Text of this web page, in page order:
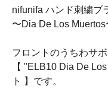
nifunifa ハンド刺繍ブ
〜Dia De Los Muertos
フロントのうちわサ
【 "ELB10 Dia De
ト 】です。